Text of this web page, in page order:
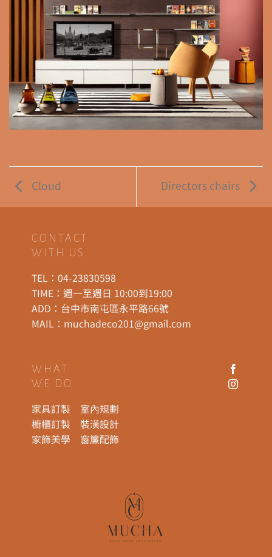
Cloud Directors chairs
CONTACT
WITH US
TEL：04-23830598
TIME：週一至週日 10:00到19:00
ADD： 台中市南屯區永平路66號
MAIL： muchadeco201@gmail.com
WHAT
WE DO
家具訂製
室內規劃
櫥櫃訂製
裝潢設計
家飾美學
窗簾配飾